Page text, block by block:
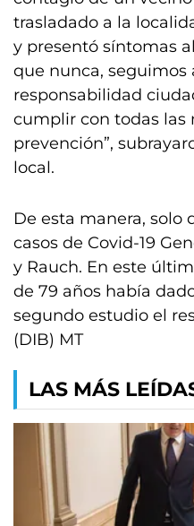
trasladado a la
y presentó síntomas
que nunca, seguimos
responsabilidad
cumplir con todas las
prevención”,
local.
De esta manera, solo
casos de Covid-19
y Rauch. En este
de 79 años había
segundo estudio el
(DIB) MT
LAS MÁS